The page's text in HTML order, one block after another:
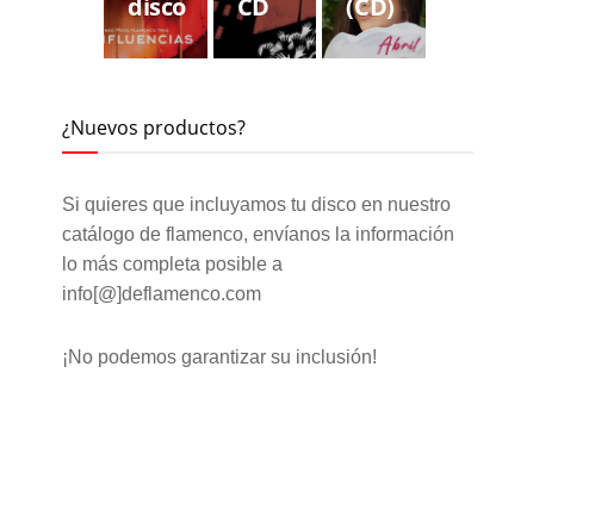
disco
CD
(CD)
¿Nuevos productos?
Si quieres que incluyamos tu disco en nuestro
catálogo de flamenco, envíanos la información
lo más completa posible a
info[@]deflamenco.com
¡No podemos garantizar su inclusión!